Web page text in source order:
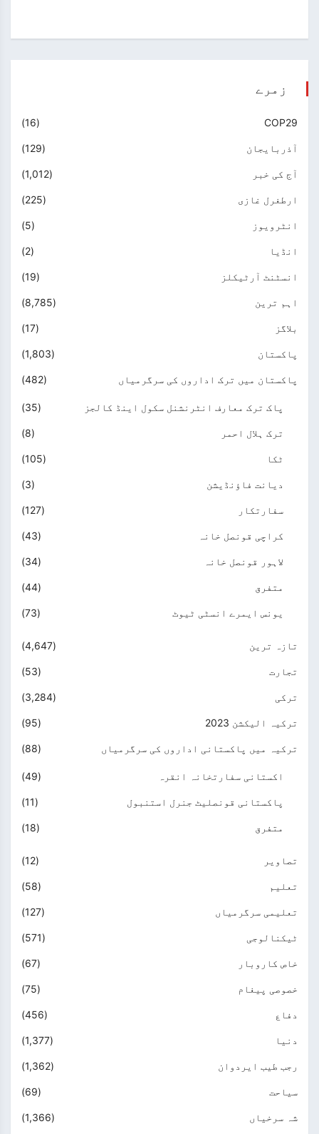
زمرے
COP29
(16)
آذربایجان (129)
آج کی خبر (1,012)
ارطغرل غازی (225)
انٹرویوز (5)
انڈیا (2)
انسٹنٹ آرٹیکلز (19)
اہم ترین (8,785)
بلاگز (17)
پاکستان (1,803)
پاکستان میں ترک اداروں کی سرگرمیاں (482)
پاک ترک معارف انٹرنشنل سکول اینڈ کالجز (35)
ترک ہلال احمر (8)
ٹکا (105)
دیانت فاؤنڈیشن (3)
سفارتکار (127)
کراچی قونصل خانہ (43)
لاہور قونصل خانہ (34)
متفرق (44)
یونس ایمرے انسٹی ٹیوٹ (73)
تازہ ترین (4,647)
تجارت (53)
ترکی (3,284)
ترکیہ الیکشن 2023 (95)
ترکیہ میں پاکستانی اداروں کی سرگرمیاں (88)
اکستانی سفارتخانہ انقرہ (49)
پاکستانی قونصلیٹ جنرل استنبول (11)
متفرق (18)
تصاویر (12)
تعلیم (58)
تعلیمی سرگرمیاں (127)
ٹیکنالوجی (571)
خاص کاروبار (67)
خصوصی پیغام (75)
دفاع (456)
دنیا (1,377)
رجب طیب ایردوان (1,362)
سیاحت (69)
شہ سرخیاں (1,366)